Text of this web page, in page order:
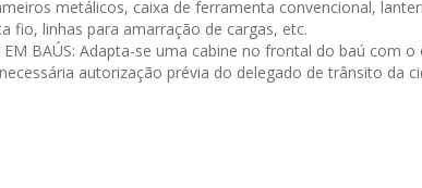
metálicos, caixa de ferramenta convencional,
fio, linhas para amarração de cargas, etc.
EM BAÚS: Adapta-se uma cabine no frontal do baú
autorização prévia do delegado de trânsito da